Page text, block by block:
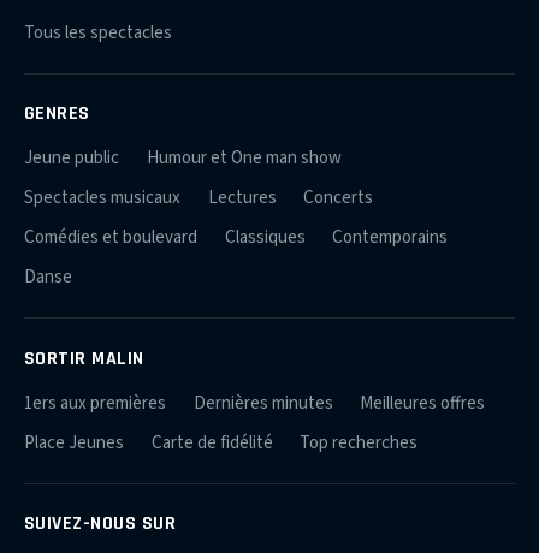
Tous les spectacles
GENRES
Jeune public
Humour et One man show
Spectacles musicaux
Lectures
Concerts
Comédies et boulevard
Classiques
Contemporains
Danse
SORTIR MALIN
1ers aux premières Dernières minutes
Meilleures offres
Place Jeunes
Carte de fidélité Top recherches
SUIVEZ-NOUS SUR